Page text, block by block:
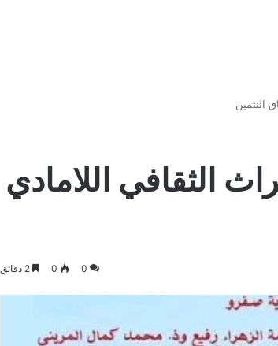
التثمين
الثقافي اللامادي
0
0